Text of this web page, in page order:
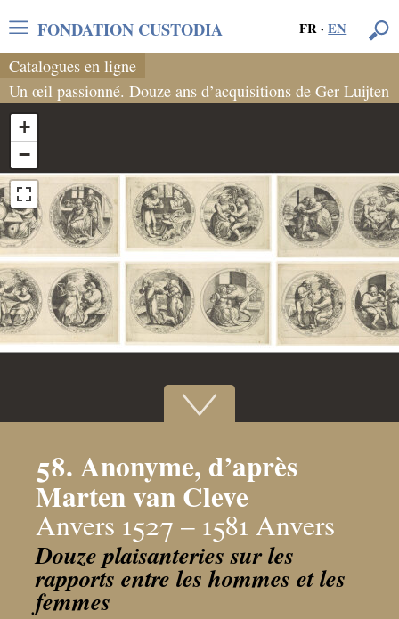
FR·EN
FONDATION CUSTODIA
Catalogues en ligne
Un œil passionné. Douze ans d’acquisitions de Ger Luijten
+
−
58. Anonyme, d’après
Marten van Cleve
Anvers 1527 – 1581 Anvers
Douze plaisanteries sur les
rapports entre les hommes et les
femmes